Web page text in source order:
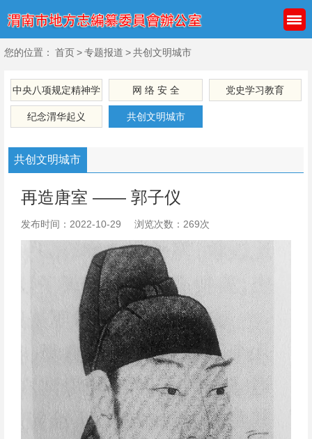
您的位置： 首页>专题报道 >共创文明城市
中央八项规定精神学
习教育
网 络 安 全 党史学习教育
纪念渭华起义 共创文明城市
共创文明城市
再造唐室 —— 郭子仪
发布时间：2022-10-29 浏览次数：269次